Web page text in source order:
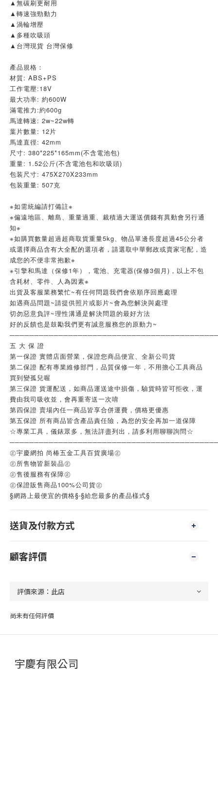
▲無碳刷更耐用
▲轉速強勁動力
▲渦輪增壓
▲多種吹吸頭
▲台灣現貨 台灣保修
產品規格：
材質: ABS+PS
工作電壓:18V
最大功率: 約600W
滿電推力:約600g
馬達轉速: 2w~22w轉
葉片數量: 12片
馬達直徑: 42mm
尺寸: 380*225*165mm(不含電池包)
重量: 1.52公斤(不含電池包和吹吸頭)
包装尺寸: 475X270X233mm
包装重量: 507克
※如需統編請打備註※
※偏遠地區、離島、重量過重、裁積過大運送價錢有異動會另行通
知※
※如購買數量超過超商取貨重量5kg、物品單邊長度超過45公分者
或選擇商品含有大全配的選項者，請選取中華郵政或賣家宅配，造
成您的不便非常抱歉※
※引擎和馬達（保修1年），電池、充電器(保修3個月)，以上不包
含耗材、零件、人為因素※
出貨及客服業務繁忙~有任何問題我們會依順序回應處理
如遇商品問題~請提供照片或影片~會為您解決與處理
切勿惡意負評~理性溝通是解決問題的最好方法
好的反饋也是鼓勵我們更有誠意服務您的原動力~
五 大 保 證
第一保證 實體店面營業，保證您商品便宜、全新公司貨
第二保證 配有專業維修部門，品質保修一年，不用擔心工具商品
買到變孤兒喔
第三保證 貨運配送，如商品運送途中損傷，驗貨時皆可拒收，運
費由我司吸收並，會再重寄送一次唷
第四保證 賣場內任一商品皆享合併運費，價格更優惠
第五保證 所有商品皆含產品責任險，為您的安全再加一道保障
☆專業工具，儀錶眾多，無法詳盡列出，請多利用聊聊詢問☆
㊣宇慶網拍 尚椿五金工具百貨廣場㊣
㊣所售物皆新裝品㊣
㊣售後服務有保障㊣
㊣保證販售商品100%公司貨㊣
§網路上最便宜的價格§‧§給您最多的產品樣式§
送貨及付款方式
顧客評價
尚未有任何評價
宇慶有限公司